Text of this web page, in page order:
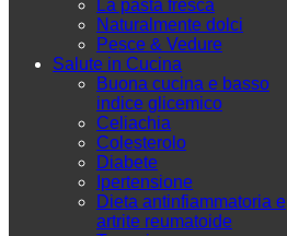
La pasta fresca
Naturalmente dolci
Pesce & Vedure
Salute in Cucina
Buona cucina e basso
indice glicemico
Celiachia
Colesterolo
Diabete
Ipertensione
Dieta antinfiammatoria e
artrite reumatoide